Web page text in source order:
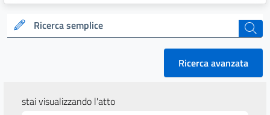
Ricerca semplice cerca
Ricerca avanzata
stai visualizzando l'atto